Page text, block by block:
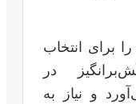
برای انتخاب
در
و نیاز به